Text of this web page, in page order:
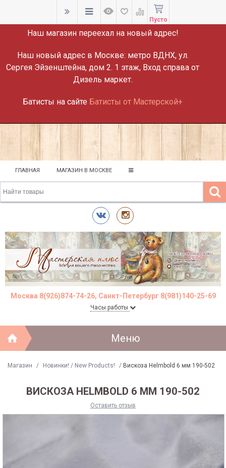
ВНИМАНИЕ!
Наш магазин переехал на новый адрес!
Наш новый адрес в Москве: метро ВДНХ, ул.
Сергея Эйзенштейна, дом 2. 1 этаж, Вход справа от
Дизель маркет.
Батисты на сайте Батисты от Мастерской+
Пусто
ГЛАВНАЯ МАГАЗИН В МОСКВЕ
Москва 8(926)874-74-26, Санкт-Петербург 8(981)140-25-69
Часы работы
Меню
Магазин / Новинки! / New Products! / Вискоза Helmbold 6 мм 190-502
ВИСКОЗА HELMBOLD 6 ММ 190-502
Оставить отзыв